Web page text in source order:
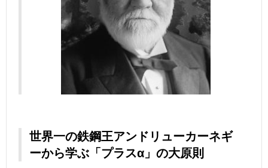
世界一の鉄鋼王アンドリューカーネギ
ーから学ぶ「プラスα」の大原則